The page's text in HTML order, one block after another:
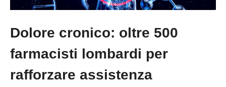
Dolore cronico: oltre 500
farmacisti lombardi per
rafforzare assistenza